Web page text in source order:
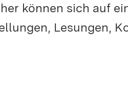
können sich auf
Lesungen,